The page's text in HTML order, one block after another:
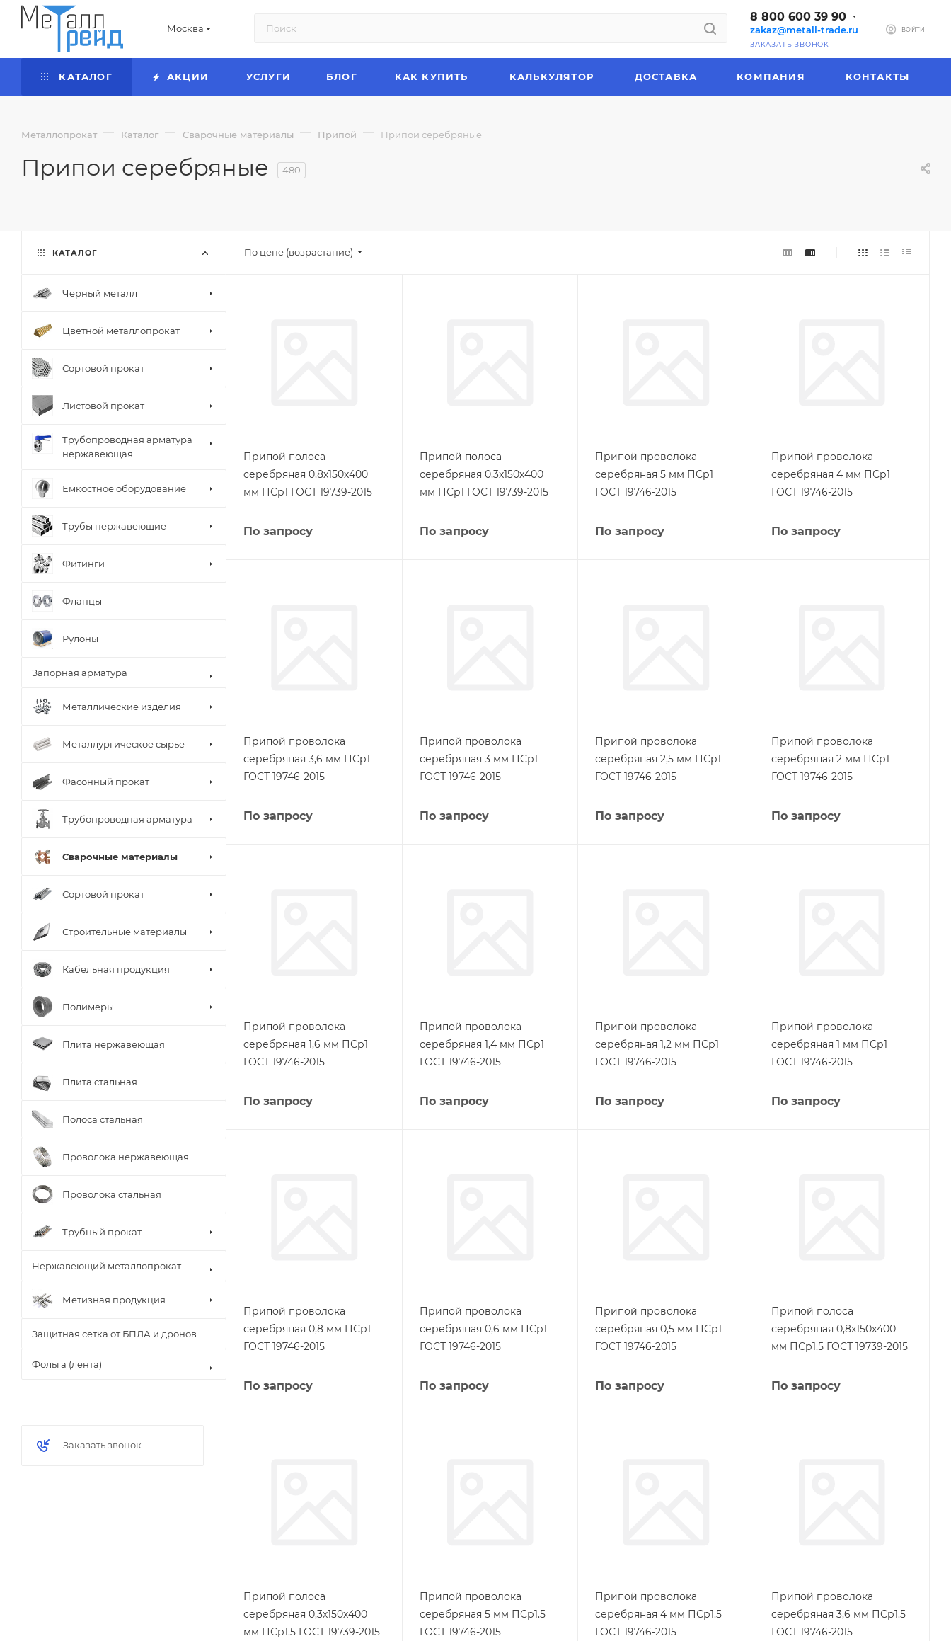
Москва
8 800 600 39 90
zakaz@metall-trade.ru
ЗАКАЗАТЬ ЗВОНОК
ВОЙТИ
КАТАЛОГ АКЦИИ УСЛУГИ БЛОГ КАК КУПИТЬ КАЛЬКУЛЯТОР ДОСТАВКА КОМПАНИЯ КОНТАКТЫ
Металлопрокат — Каталог — Сварочные материалы — Припой — Припои серебряные
Припои серебряные 480
По цене (возрастание)
Припой полоса
серебряная 0,8х150х400
мм ПСр1 ГОСТ 19739-2015
По запросу
Припой полоса
серебряная 0,3х150х400
мм ПСр1 ГОСТ 19739-2015
По запросу
Припой проволока
серебряная 5 мм ПСр1
ГОСТ 19746-2015
По запросу
Припой проволока
серебряная 4 мм ПСр1
ГОСТ 19746-2015
По запросу
Припой проволока
серебряная 3,6 мм ПСр1
ГОСТ 19746-2015
По запросу
Припой проволока
серебряная 3 мм ПСр1
ГОСТ 19746-2015
По запросу
Припой проволока
серебряная 2,5 мм ПСр1
ГОСТ 19746-2015
По запросу
Припой проволока
серебряная 2 мм ПСр1
ГОСТ 19746-2015
По запросу
Припой проволока
серебряная 1,6 мм ПСр1
ГОСТ 19746-2015
По запросу
Припой проволока
серебряная 1,4 мм ПСр1
ГОСТ 19746-2015
По запросу
Припой проволока
серебряная 1,2 мм ПСр1
ГОСТ 19746-2015
По запросу
Припой проволока
серебряная 1 мм ПСр1
ГОСТ 19746-2015
По запросу
Припой проволока
серебряная 0,8 мм ПСр1
ГОСТ 19746-2015
По запросу
Припой проволока
серебряная 0,6 мм ПСр1
ГОСТ 19746-2015
По запросу
Припой проволока
серебряная 0,5 мм ПСр1
ГОСТ 19746-2015
По запросу
Припой полоса
серебряная 0,8х150х400
мм ПСр1.5 ГОСТ 19739-2015
По запросу
Припой полоса
серебряная 0,3х150х400
мм ПСр1.5 ГОСТ 19739-2015
Припой проволока
серебряная 5 мм ПСр1.5
ГОСТ 19746-2015
Припой проволока
серебряная 4 мм ПСр1.5
ГОСТ 19746-2015
Припой проволока
серебряная 3,6 мм ПСр1.5
ГОСТ 19746-2015
КАТАЛОГ
Черный металл
Цветной металлопрокат
Сортовой прокат
Листовой прокат
Трубопроводная арматура
нержавеющая
Емкостное оборудование
Трубы нержавеющие
Фитинги
Фланцы
Рулоны
Запорная арматура
Металлические изделия
Металлургическое сырье
Фасонный прокат
Трубопроводная арматура
Сварочные материалы
Сортовой прокат
Строительные материалы
Кабельная продукция
Полимеры
Плита нержавеющая
Плита стальная
Полоса стальная
Проволока нержавеющая
Проволока стальная
Трубный прокат
Нержавеющий металлопрокат
Метизная продукция
Защитная сетка от БПЛА и дронов
Фольга (лента)
Заказать звонок